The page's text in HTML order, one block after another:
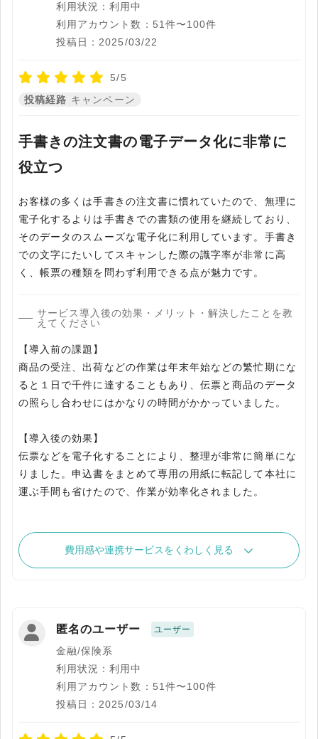
利用状況：利用中
利用アカウント数：51件〜100件
投稿日：2025/03/22
5/5
投稿経路 キャンペーン
手書きの注文書の電子データ化に非常に
役立つ
お客様の多くは手書きの注文書に慣れていたので、無理に
電子化するよりは手書きでの書類の使用を継続しており、
そのデータのスムーズな電子化に利用しています。手書き
での文字にたいしてスキャンした際の識字率が非常に高
く、帳票の種類を問わず利用できる点が魅力です。
サービス導入後の効果・メリット・解決したことを教
えてください
【導入前の課題】
商品の受注、出荷などの作業は年末年始などの繁忙期にな
ると１日で千件に達することもあり、伝票と商品のデータ
の照らし合わせにはかなりの時間がかかっていました。
【導入後の効果】
伝票などを電子化することにより、整理が非常に簡単にな
りました。申込書をまとめて専用の用紙に転記して本社に
運ぶ手間も省けたので、作業が効率化されました。
費用感や連携サービスをくわしく見る
匿名のユーザー ユーザー
金融/保険系
利用状況：利用中
利用アカウント数：51件〜100件
投稿日：2025/03/14